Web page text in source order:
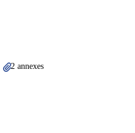
2 annexes